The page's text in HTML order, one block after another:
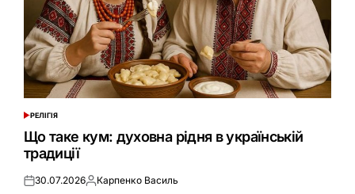
ОПУБЛІКУВАТИ
У
РЕЛІГІЯ
Що таке кум: духовна рідня в українській
традиції
Оприлюднено
30.07.2026Опубліковано
Карпенко Василь